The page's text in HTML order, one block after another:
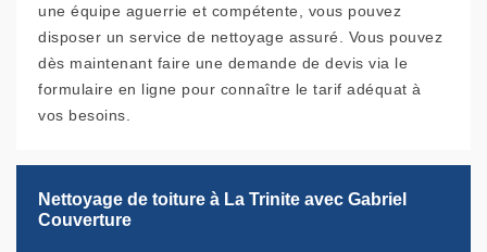
une équipe aguerrie et compétente, vous pouvez
disposer un service de nettoyage assuré. Vous pouvez
dès maintenant faire une demande de devis via le
formulaire en ligne pour connaître le tarif adéquat à
vos besoins.
Nettoyage de toiture à La Trinite avec Gabriel
Couverture